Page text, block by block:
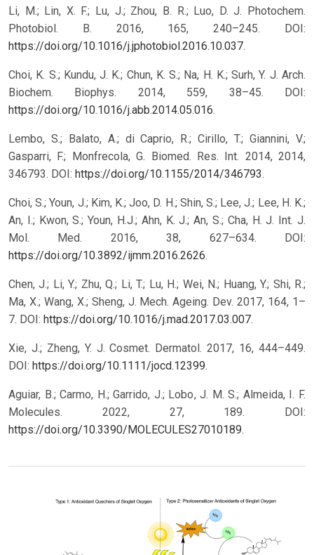
Li, M.; Lin, X. F.; Lu, J.; Zhou, B. R.; Luo, D. J. Photochem.
Photobiol. B. 2016, 165, 240–245. DOI:
https://doi.org/10.1016/j.jphotobiol.2016.10.037.
Choi, K. S.; Kundu, J. K.; Chun, K. S.; Na, H. K.; Surh, Y. J. Arch.
Biochem. Biophys. 2014, 559, 38–45. DOI:
https://doi.org/10.1016/j.abb.2014.05.016.
Lembo, S.; Balato, A.; di Caprio, R.; Cirillo, T.; Giannini, V.;
Gasparri, F.; Monfrecola, G. Biomed. Res. Int. 2014, 2014,
346793. DOI: https://doi.org/10.1155/2014/346793.
Choi, S.; Youn, J.; Kim, K.; Joo, D. H.; Shin, S.; Lee, J.; Lee, H. K.;
An, I.; Kwon, S.; Youn, H.J.; Ahn, K. J.; An, S.; Cha, H. J. Int. J.
Mol. Med. 2016, 38, 627–634. DOI:
https://doi.org/10.3892/ijmm.2016.2626.
Chen, J.; Li, Y.; Zhu, Q.; Li, T.; Lu, H.; Wei, N.; Huang, Y.; Shi, R.;
Ma, X.; Wang, X.; Sheng, J. Mech. Ageing. Dev. 2017, 164, 1–
7. DOI: https://doi.org/10.1016/j.mad.2017.03.007.
Xie, J.; Zheng, Y. J. Cosmet. Dermatol. 2017, 16, 444–449.
DOI: https://doi.org/10.1111/jocd.12399.
Aguiar, B.; Carmo, H.; Garrido, J.; Lobo, J. M. S.; Almeida, I. F.
Molecules. 2022, 27, 189. DOI:
https://doi.org/10.3390/MOLECULES27010189.